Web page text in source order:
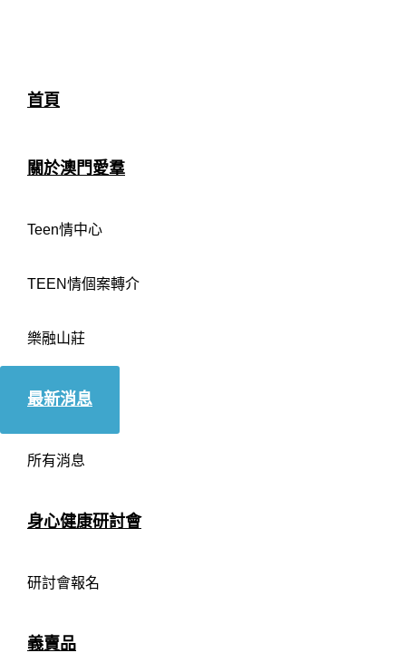
首頁
關於澳門愛羣
Teen情中心
TEEN情個案轉介
樂融山莊
最新消息
所有消息
身心健康研討會
研討會報名
義賣品